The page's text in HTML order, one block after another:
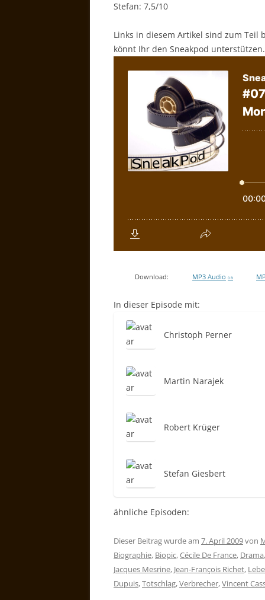
Stefan: 7,5/10
Links in diesem Artikel sind zum Teil
könnt Ihr den Sneakpod unterstützen.
Download: MP3 Audio 0 B
In dieser Episode mit:
Christoph Perner
Martin Narajek
Robert Krüger
Stefan Giesbert
ähnliche Episoden:
Dieser Beitrag wurde am 7. April 2009von
Biographie, Biopic,Cécile De France, Drama,
Jacques Mesrine, Jean-François Richet,
Dupuis,Totschlag,Verbrecher,Vincent